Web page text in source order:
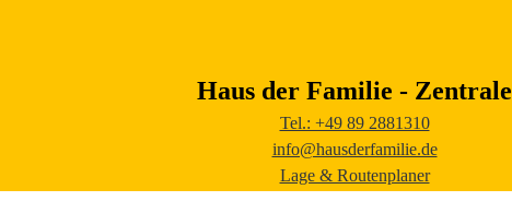
Haus der Familie - Zentrale
Tel.: +49 89 2881310
info@hausderfamilie.de
Lage & Routenplaner